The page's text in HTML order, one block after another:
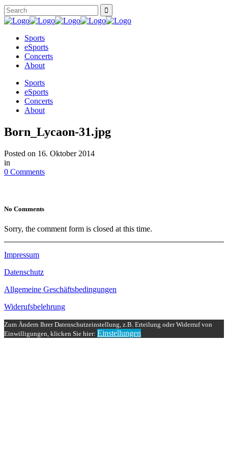
Sports
eSports
Concerts
About
Sports
eSports
Concerts
About
Born_Lycaon-31.jpg
Posted on 16. Oktober 2014
in
0 Comments
No Comments
Sorry, the comment form is closed at this time.
Impressum
Datenschutz
Allgemeine Geschäftsbedingungen
Widerufsbelehrung
Zum Ändern Ihrer Datenschutzeinstellung, z.B. Erteilung oder Widerruf von
Einwilligungen, klicken Sie hier: Einstellungen